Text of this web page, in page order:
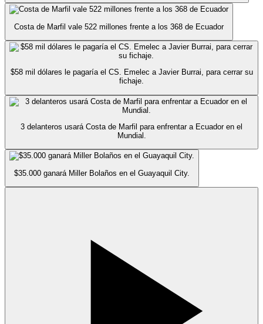
Costa de Marfil vale 522 millones frente a los 368 de Ecuador
$58 mil dólares le pagaría el CS. Emelec a Javier Burrai, para cerrar su
fichaje.
3 delanteros usará Costa de Marfil para enfrentar a Ecuador en el
Mundial.
$35.000 ganará Miller Bolaños en el Guayaquil City.